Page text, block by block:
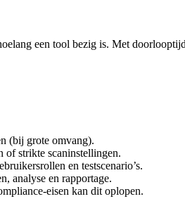
een tool bezig is. Met
(bij grote omvang).
of strikte scaninstellingen.
en testscenario’s.
analyse en rapportage.
eisen kan dit oplopen.